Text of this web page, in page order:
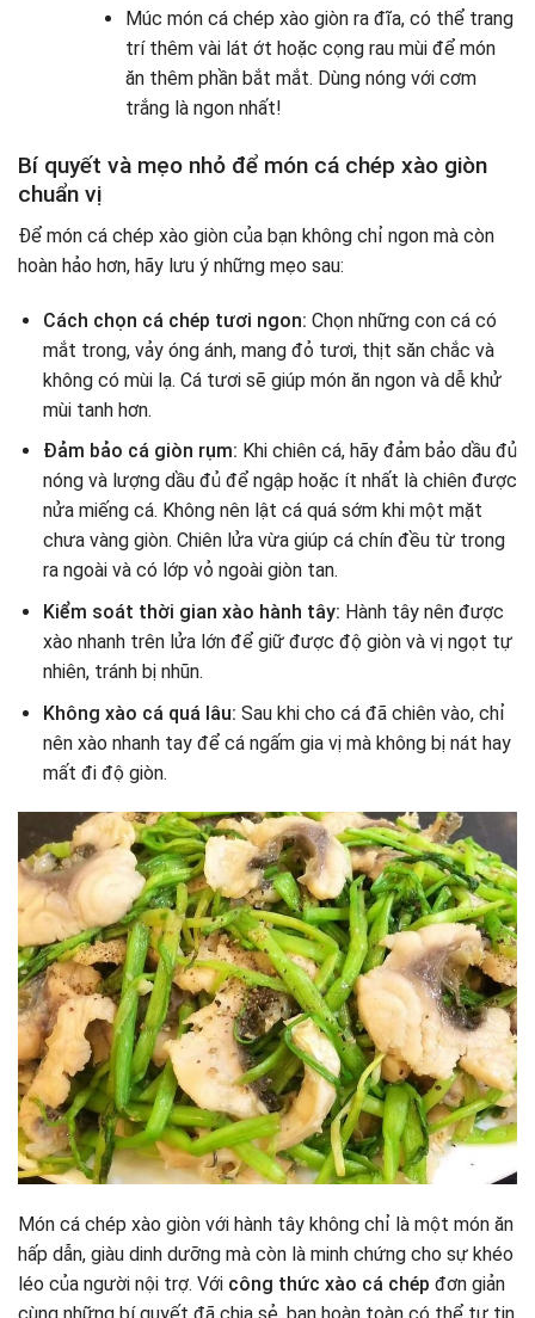
Múc món cá chép xào giòn ra đĩa, có thể trang
trí thêm vài lát ớt hoặc cọng rau mùi để món
ăn thêm phần bắt mắt. Dùng nóng với cơm
trắng là ngon nhất!
Bí quyết và mẹo nhỏ để món cá chép xào giòn
chuẩn vị
Để món cá chép xào giòn của bạn không chỉ ngon mà còn
hoàn hảo hơn, hãy lưu ý những mẹo sau:
Cách chọn cá chép tươi ngon: Chọn những con cá có
mắt trong, vảy óng ánh, mang đỏ tươi, thịt săn chắc và
không có mùi lạ. Cá tươi sẽ giúp món ăn ngon và dễ khử
mùi tanh hơn.
Đảm bảo cá giòn rụm: Khi chiên cá, hãy đảm bảo dầu đủ
nóng và lượng dầu đủ để ngập hoặc ít nhất là chiên được
nửa miếng cá. Không nên lật cá quá sớm khi một mặt
chưa vàng giòn. Chiên lửa vừa giúp cá chín đều từ trong
ra ngoài và có lớp vỏ ngoài giòn tan.
Kiểm soát thời gian xào hành tây: Hành tây nên được
xào nhanh trên lửa lớn để giữ được độ giòn và vị ngọt tự
nhiên, tránh bị nhũn.
Không xào cá quá lâu: Sau khi cho cá đã chiên vào, chỉ
nên xào nhanh tay để cá ngấm gia vị mà không bị nát hay
mất đi độ giòn.
Món cá chép xào giòn với hành tây không chỉ là một món ăn
hấp dẫn, giàu dinh dưỡng mà còn là minh chứng cho sự khéo
léo của người nội trợ. Với công thức xào cá chép đơn giản